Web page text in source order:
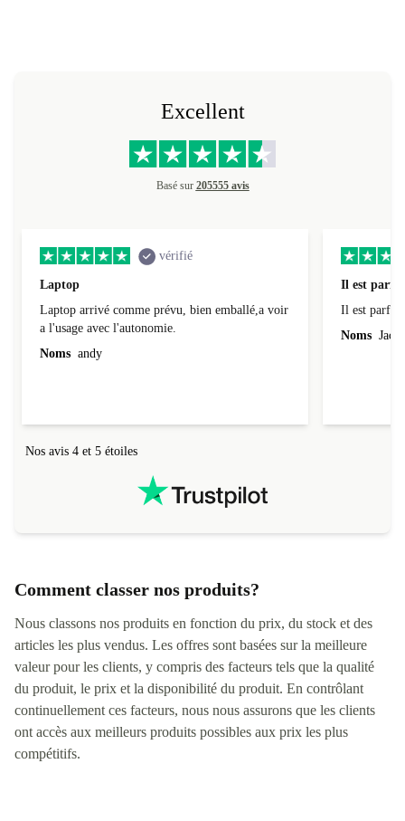
Excellent
Basé sur 205555 avis
vérifié
Laptop
Laptop arrivé comme prévu, bien emballé,a voir
a l'usage avec l'autonomie.
Noms andy
Il est
Il est parfait
Noms
Nos avis 4 et 5 étoiles
Comment classer nos produits?
Nous classons nos produits en fonction du prix, du stock et des
articles les plus vendus. Les offres sont basées sur la meilleure
valeur pour les clients, y compris des facteurs tels que la qualité
du produit, le prix et la disponibilité du produit. En contrôlant
continuellement ces facteurs, nous nous assurons que les clients
ont accès aux meilleurs produits possibles aux prix les plus
compétitifs.